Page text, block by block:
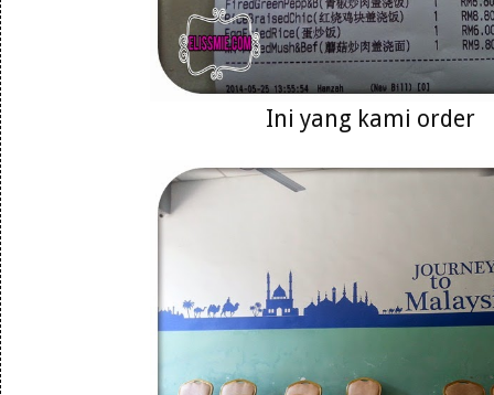
Ini yang kami order